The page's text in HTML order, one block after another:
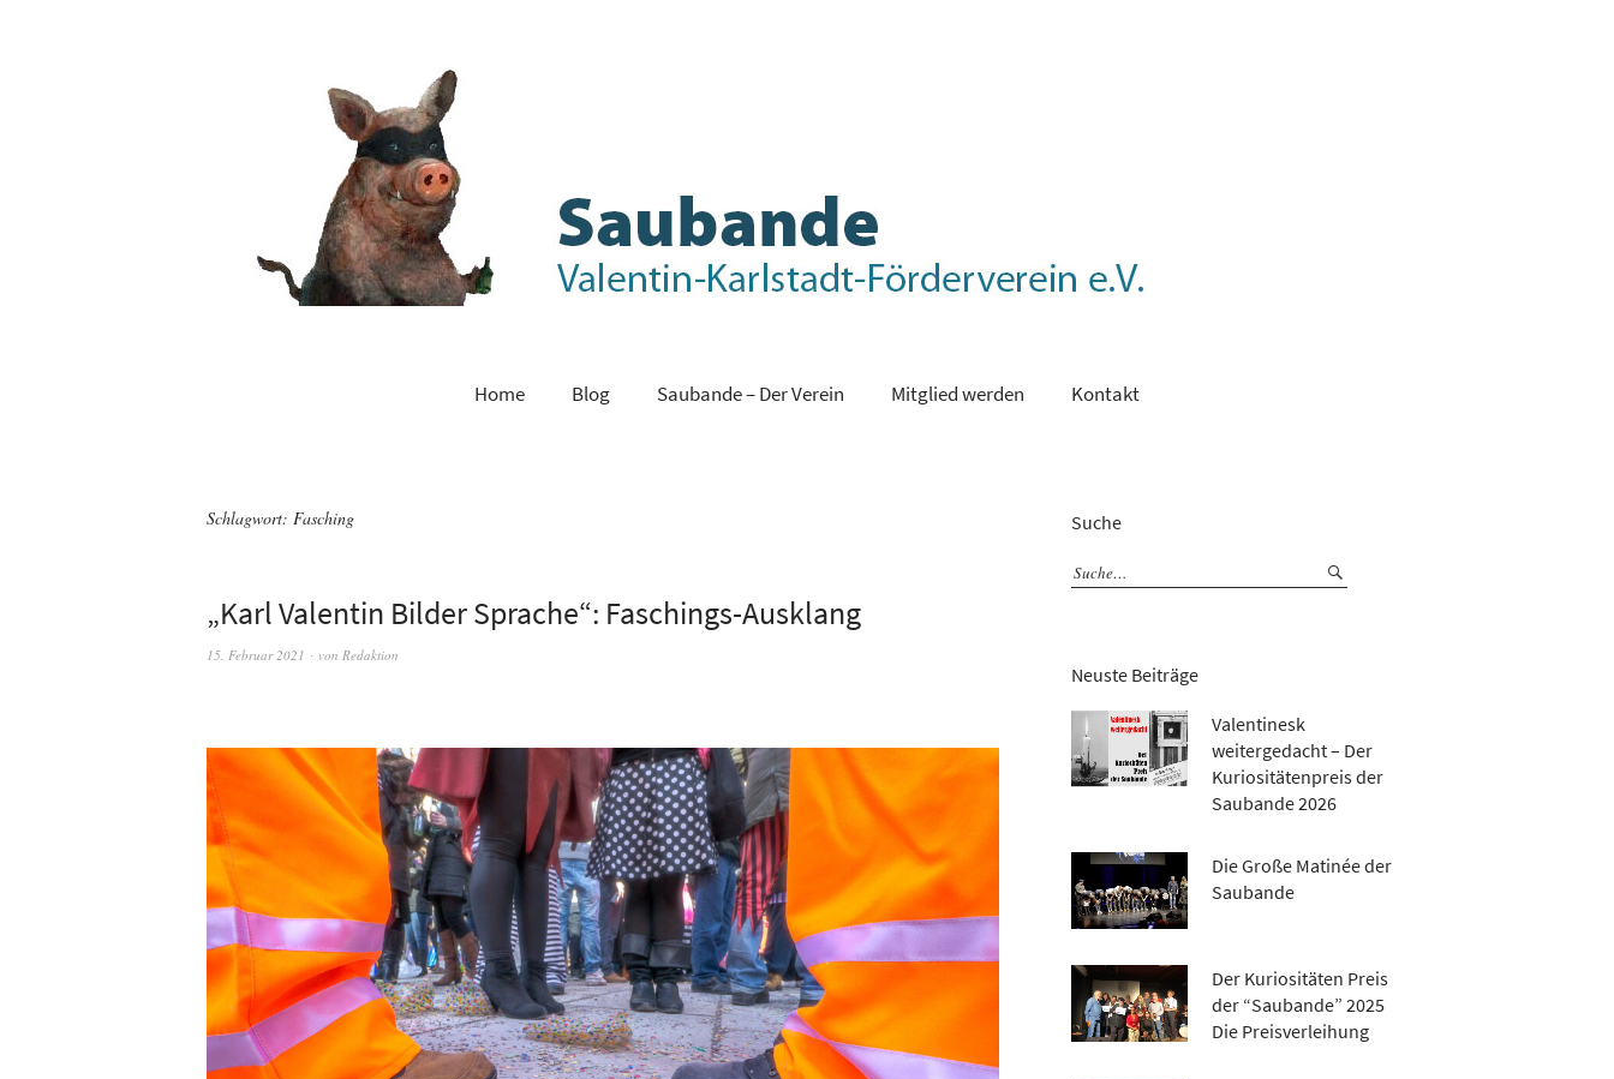
Home Blog Saubande – Der Verein Mitglied werden Kontakt
Schlagwort: Fasching
„Karl Valentin Bilder Sprache“: Faschings-Ausklang
15. Februar 2021 von Redaktion
Suche
Neuste Beiträge
Valentinesk
weitergedacht – Der
Kuriositätenpreis der
Saubande 2026
Die Große Matinée der
Saubande
Der Kuriositäten Preis
der “Saubande” 2025
Die Preisverleihung